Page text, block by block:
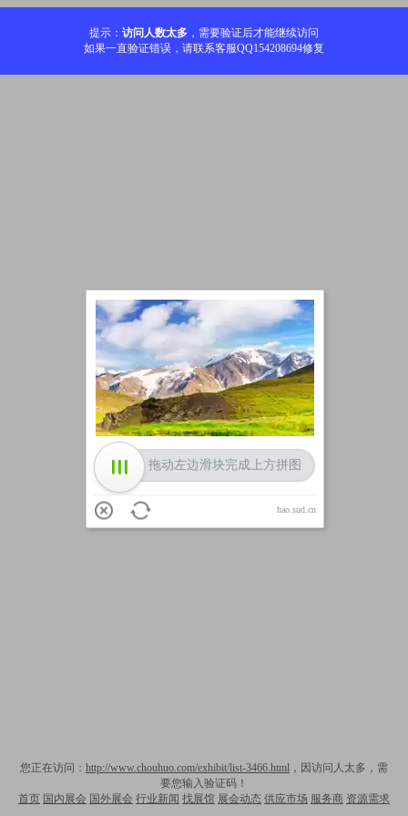
提示： 访问人数太多 ，需要验证后才能继续访问
如果一直验证错误，请联系客服QQ154208694修复
您正在访问： http://www.chouhuo.com/exhibit/list-3466.html ，因访问人太多，需
要您输入验证码！
首页 国内展会 国外展会 行业新闻 找展馆 展会动态 供应市场 服务商 资源需求
加载中
拖动左边滑块完成上方拼图
hao.sud.cn